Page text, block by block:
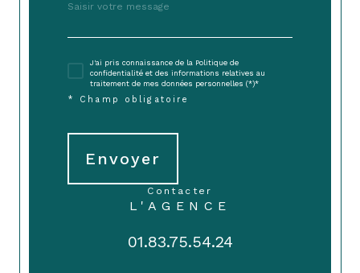
J'ai pris connaissance de la Politique de
confidentialité et des informations relatives au
traitement de mes données personnelles (*)*
* Champ obligatoire
Envoyer
contacter
L'AGENCE
01.83.75.54.24